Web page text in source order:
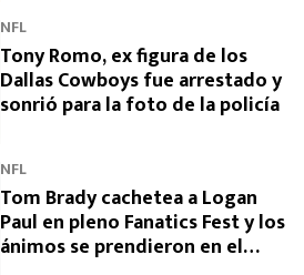
NFL
Tony Romo, ex figura de los
Dallas Cowboys fue arrestado y
sonrió para la foto de la policía
NFL
Tom Brady cachetea a Logan
Paul en pleno Fanatics Fest y los
ánimos se prendieron en el